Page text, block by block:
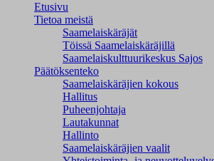
Etusivu
Tietoa meistä
Saamelaiskäräjät
Töissä Saamelaiskäräjillä
Saamelaiskulttuuri­keskus Sajos
Päätöksenteko
Saamelaiskäräjien kokous
Hallitus
Puheenjohtaja
Lautakunnat
Hallinto
Saamelaiskäräjien vaalit